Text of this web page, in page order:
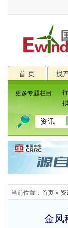
首 页 找
更多专题栏目:
当前位置： 首页 » 资
金风